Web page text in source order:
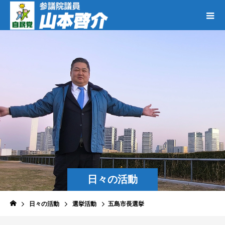
日々の活動
日々の活動 選挙活動 五島市長選挙